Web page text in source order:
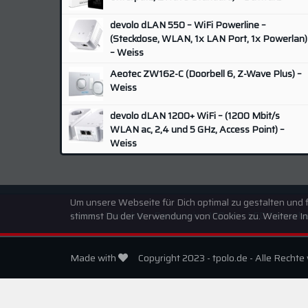
Odroid
Olympus
Panasonic (8)
Pentax
Philips
QNAP
Raspberry
Samsung (10)
Sonoff (4)
Sony (4)
Synology (16)
TP-Link (2)
Western Digital (4)
devolo dLAN 550 – WiFi Powerline –
(Steckdose, WLAN, 1x LAN Port, 1x Powerlan)
– Weiss
Aeotec ZW162-C (Doorbell 6, Z-Wave Plus) –
Weiss
devolo dLAN 1200+ WiFi – (1200 Mbit/s
WLAN ac, 2,4 und 5 GHz, Access Point) –
Weiss
Home»Produkte»Panasonic – 108 cm – LED
Made with Copyright 2023 - tpolo.de - Alle Rechte
Um unsere Webseite für Dich optimal zu gestalten
stimmst Du der Verwendung von Cookies zu. Weitere